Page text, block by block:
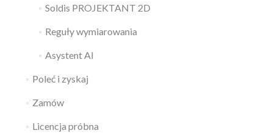
Soldis PROJEKTANT 2D
Reguły wymiarowania
Asystent AI
Poleć i zyskaj
Zamów
Licencja próbna